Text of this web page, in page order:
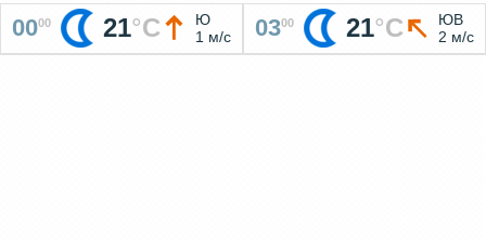
0000 21°C
Ю
1 м/с
0300 21°C
ЮВ
2 м/с